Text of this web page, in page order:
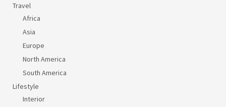
Travel
Africa
Asia
Europe
North America
South America
Lifestyle
Interior